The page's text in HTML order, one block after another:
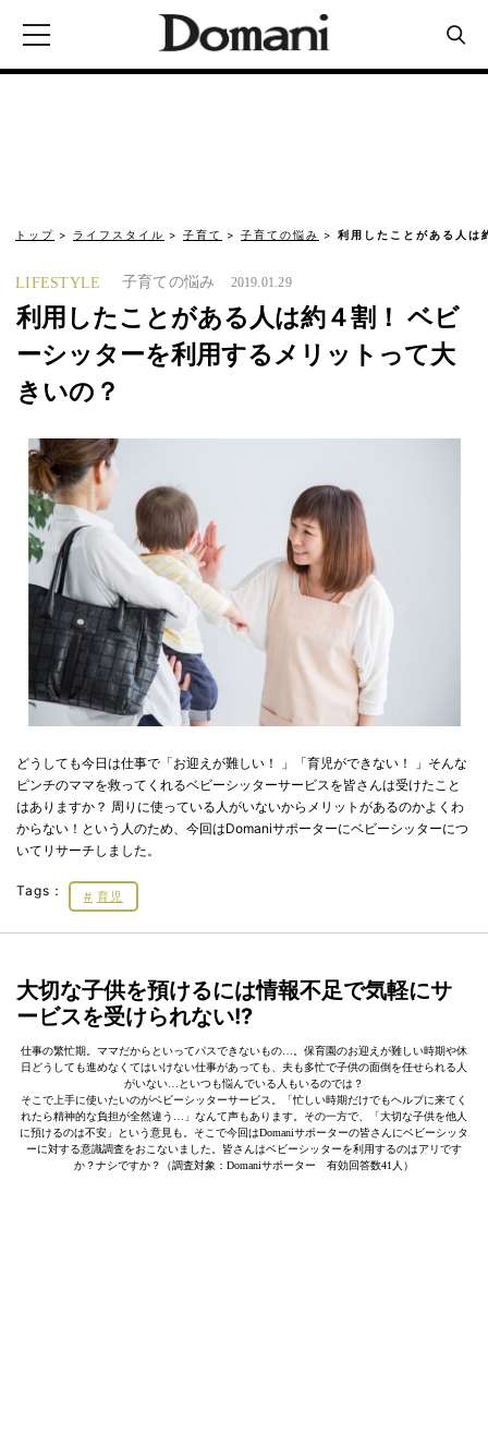
トップ ライフスタイル 子育て 子育ての悩み 利用したことがある人
LIFESTYLE 子育ての悩み 2019.01.29
利用したことがある人は約４割！ ベビ
ーシッターを利用するメリットって大
きいの？
どうしても今日は仕事で「お迎えが難しい！ 」「育児ができない！ 」そんな
ピンチのママを救ってくれるベビーシッターサービスを皆さんは受けたこと
はありますか？ 周りに使っている人がいないからメリットがあるのかよくわ
からない！という人のため、今回はDomaniサポーターにベビーシッターにつ
いてリサーチしました。
Tags： 育児
大切な子供を預けるには情報不足で気軽にサ
ービスを受けられない!?
仕事の繁忙期。ママだからといってパスできないもの…。保育園のお迎えが難しい時期や休
日どうしても進めなくてはいけない仕事があっても、夫も多忙で子供の面倒を任せられる人
がいない…といつも悩んでいる人もいるのでは？
そこで上手に使いたいのがベビーシッターサービス。「忙しい時期だけでもヘルプに来てく
れたら精神的な負担が全然違う…」なんて声もあります。その一方で、「大切な子供を他人
に預けるのは不安」という意見も。そこで今回はDomaniサポーターの皆さんにベビーシッタ
ーに対する意識調査をおこないました。皆さんはベビーシッターを利用するのはアリです
か？ナシですか？（調査対象：Domaniサポーター 有効回答数41人）